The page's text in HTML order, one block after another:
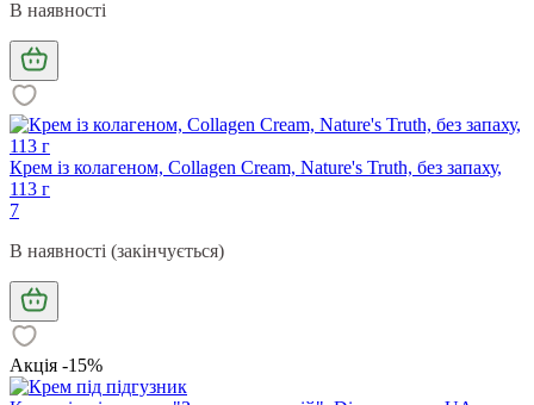
В наявності
Крем із колагеном, Collagen Cream, Nature's Truth, без запаху,
113 г
7
В наявності (закінчується)
Акція -15%